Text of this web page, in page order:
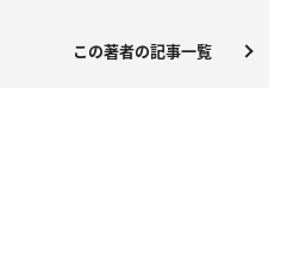
この著者の記事一覧